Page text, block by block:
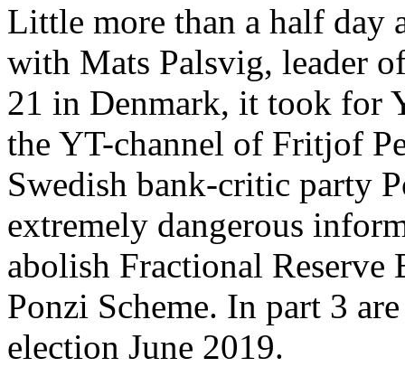
Little more than a half day
with Mats Palsvig, leader
21 in Denmark, it took for
the YT-channel of Fritjof
Swedish bank-critic party
extremely dangerous
abolish Fractional
Ponzi Scheme. In part 3
election June 2019.